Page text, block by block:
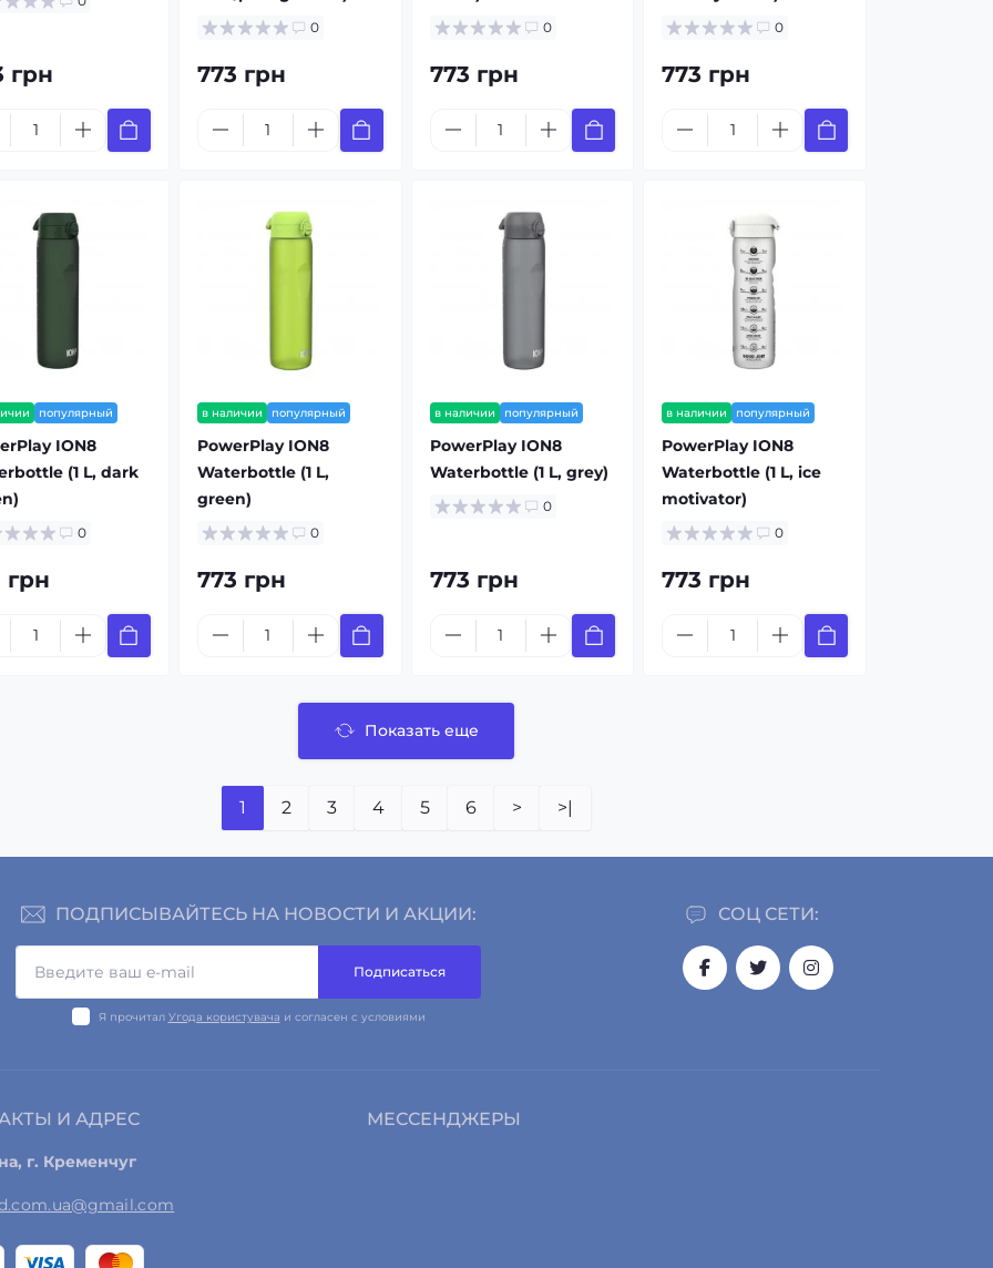
грн
0
773 грн
0
773 грн
0
773 грн
популярный
ION8
(1 L, dark
0
грн
в наличии популярный
PowerPlay ION8
Waterbottle (1 L,
green)
0
773 грн
в наличии популярный
PowerPlay ION8
Waterbottle (1 L, grey)
0
773 грн
в наличии популярный
PowerPlay ION8
Waterbottle (1 L, ice
motivator)
0
773 грн
Показать еще
1 2 3 4 5 6 > >|
СОЦ СЕТИ:
ПОДПИСЫВАЙТЕСЬ НА НОВОСТИ И АКЦИИ:
Подписаться
Я прочитал Угода користувача и согласен с условиями
И АДРЕС
г. Кременчуг
МЕССЕНДЖЕРЫ